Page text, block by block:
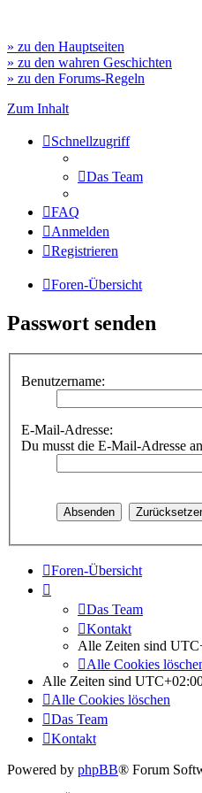
» zu den Hauptseiten
» zu den wahren Geschichten
» zu den Forums-Regeln
Zum Inhalt
Schnellzugriff
Das Team
FAQ
Anmelden
Registrieren
Foren-Übersicht
Passwort senden
Benutzername:
E-Mail-Adresse:
Du musst die E-Mail-Adresse
Foren-Übersicht
Das Team
Kontakt
Alle Zeiten sind
Alle Cookies
Alle Zeiten sind
Alle Cookies löschen
Das Team
Kontakt
Powered by phpBB® Forum